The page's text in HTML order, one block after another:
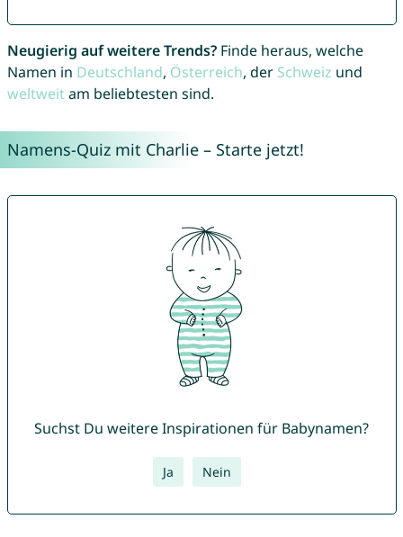
Neugierig auf weitere Trends?Finde heraus, welche
Namen in Deutschland, Österreich, der Schweiz und
weltweitam beliebtesten sind.
Namens-Quiz mit Charlie – Starte jetzt!
Suchst Du weitere Inspirationen für Babynamen?
Ja Nein